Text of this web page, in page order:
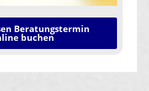
Beratungstermin
buchen